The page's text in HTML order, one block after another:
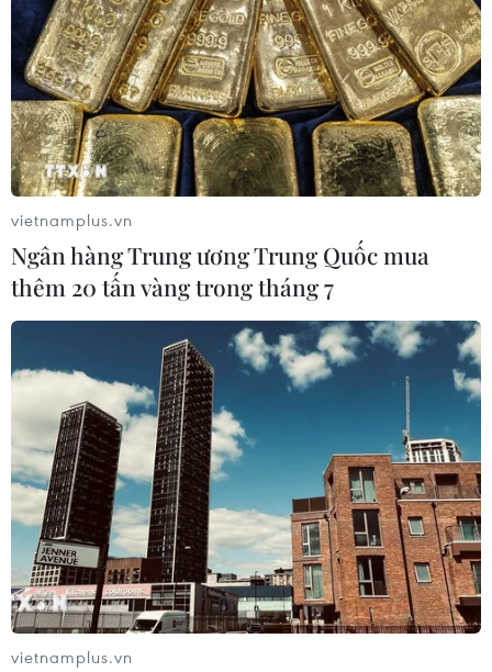
TIN CÙNG CHUYÊN MỤC
Việt Nam khẳng định vị thế tại triển
lãm thương mại quốc tế của Ấn Độ
07/08/2026 23:08
Ngân hàng Trung ương Trung Quốc
vietnamplus.vn
Ngân hàng Trung ương Trung Quốc mua
thêm 20 tấn vàng trong tháng 7
vietnamplus.vn